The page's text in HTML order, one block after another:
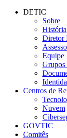
Conteúdo principal
DETIC
Sobre
História
Diretor
Equipe
Grupos
Centros de
Nuvem
GOVTIC
Comitês